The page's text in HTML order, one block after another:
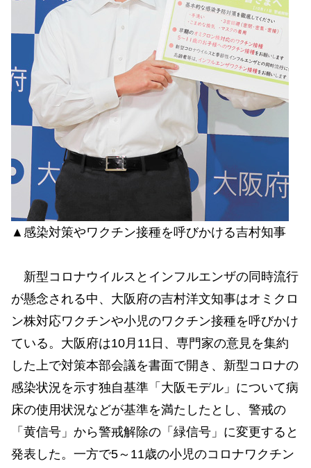
▲感染対策やワクチン接種を呼びかける吉村知事
新型コロナウイルスとインフルエンザの同時流行
が懸念される中、大阪府の吉村洋文知事はオミクロ
ン株対応ワクチンや小児のワクチン接種を呼びかけ
ている。大阪府は10月11日、専門家の意見を集約
した上で対策本部会議を書面で開き、新型コロナの
感染状況を示す独自基準「大阪モデル」について病
床の使用状況などが基準を満たしたとし、警戒の
「黄信号」から警戒解除の「緑信号」に変更すると
発表した。一方で5～11歳の小児のコロナワクチン